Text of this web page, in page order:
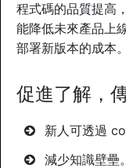
程式碼的品質提高
能降低未來產品上
部署新版本的成本。
促進了解，
新人可透過
減少知識壁